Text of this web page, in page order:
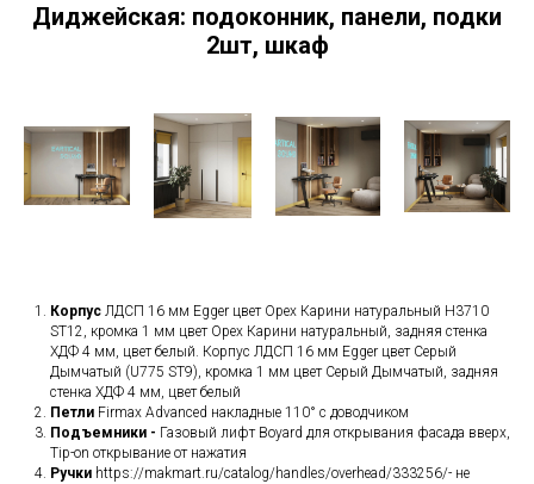
Диджейская: подоконник, панели, подки
2шт, шкаф
Корпус ЛДСП 16 мм Egger цвет Орех Карини натуральный H3710
ST12, кромка 1 мм цвет Орех Карини натуральный, задняя стенка
ХДФ 4 мм, цвет белый. Корпус ЛДСП 16 мм Egger цвет Серый
Дымчатый (U775 ST9), кромка 1 мм цвет Серый Дымчатый, задняя
стенка ХДФ 4 мм, цвет белый
Петли Firmax Advanced накладные 110° с доводчиком
Подъемники - Газовый лифт Boyard для открывания фасада вверх,
Tip-on открывание от нажатия
Ручки https://makmart.ru/catalog/handles/overhead/333256/- не